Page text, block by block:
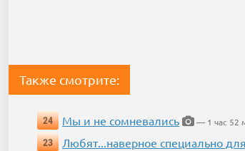
Также смотрите:
24 Мы и не сомневались
— 1 час 52
23
Любят...наверное специально